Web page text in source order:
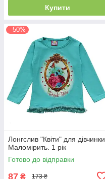
Купити
–50%
Лонгслив "Квіти" для дівчинки.
Маломірить. 1 рік
Готово до відправки
87 ₴ 173 ₴